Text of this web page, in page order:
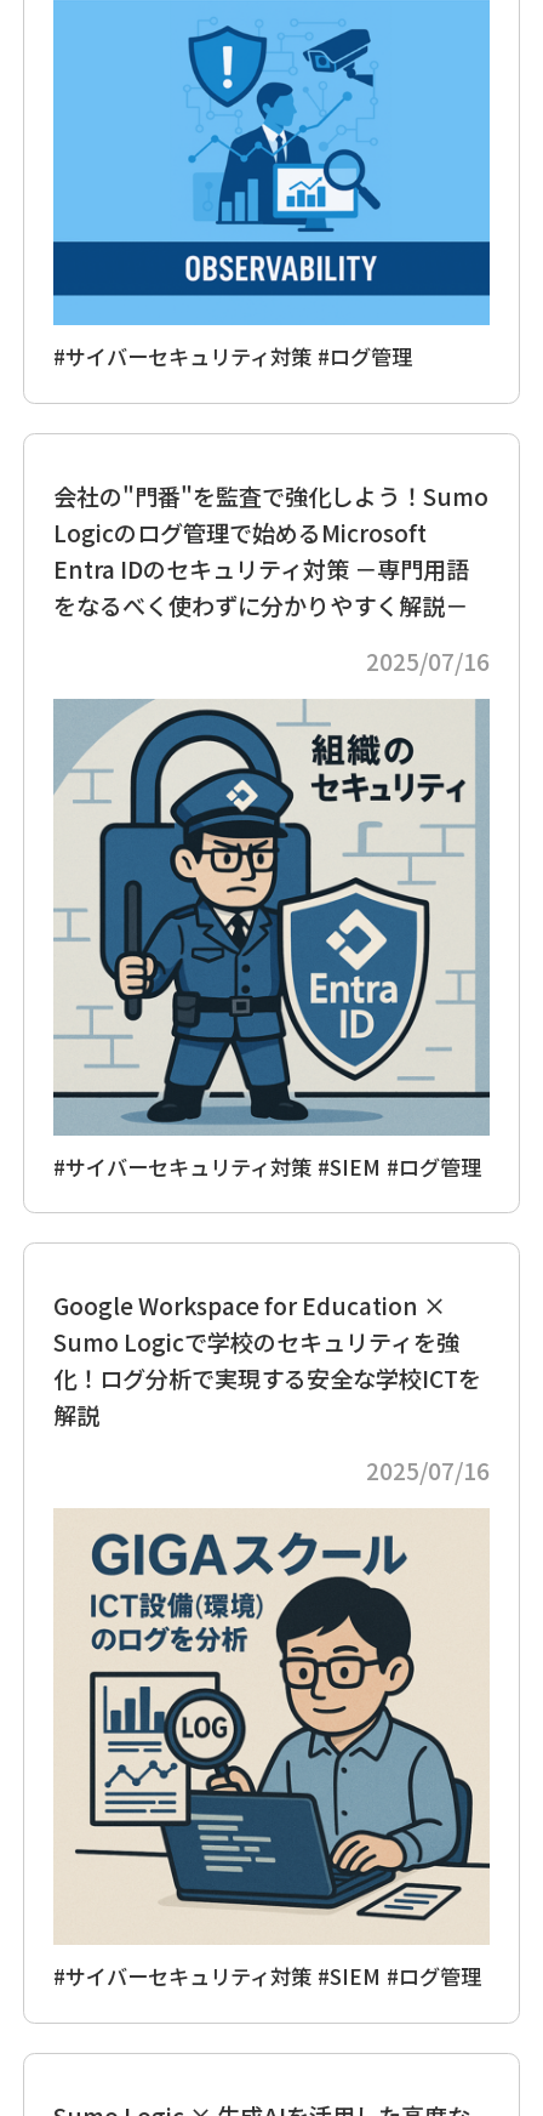
#サイバーセキュリティ対策 #ログ管理
会社の"門番"を監査で強化しよう！Sumo
Logicのログ管理で始めるMicrosoft
Entra IDのセキュリティ対策 －専門用語
をなるべく使わずに分かりやすく解説－
2025/07/16
#サイバーセキュリティ対策 #SIEM #ログ管理
Google Workspace for Education ×
Sumo Logicで学校のセキュリティを強
化！ログ分析で実現する安全な学校ICTを
解説
2025/07/16
#サイバーセキュリティ対策 #SIEM #ログ管理